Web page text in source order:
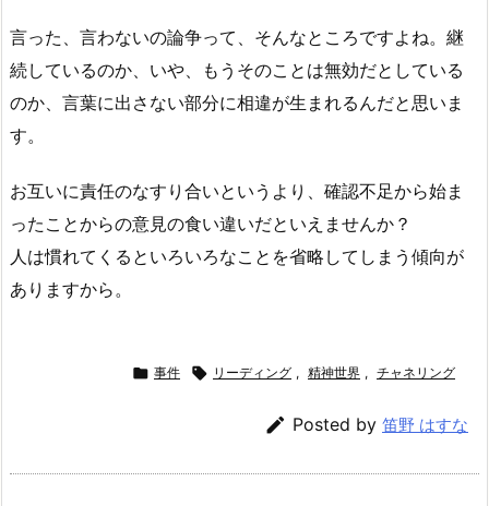
言った、言わないの論争って、そんなところですよね。継
続しているのか、いや、もうそのことは無効だとしている
のか、言葉に出さない部分に相違が生まれるんだと思いま
す。
お互いに責任のなすり合いというより、確認不足から始ま
ったことからの意見の食い違いだといえませんか？
人は慣れてくるといろいろなことを省略してしまう傾向が
ありますから。
 事件  リーディング , 精神世界 , チャネリング
 Posted by 笛野 はすな